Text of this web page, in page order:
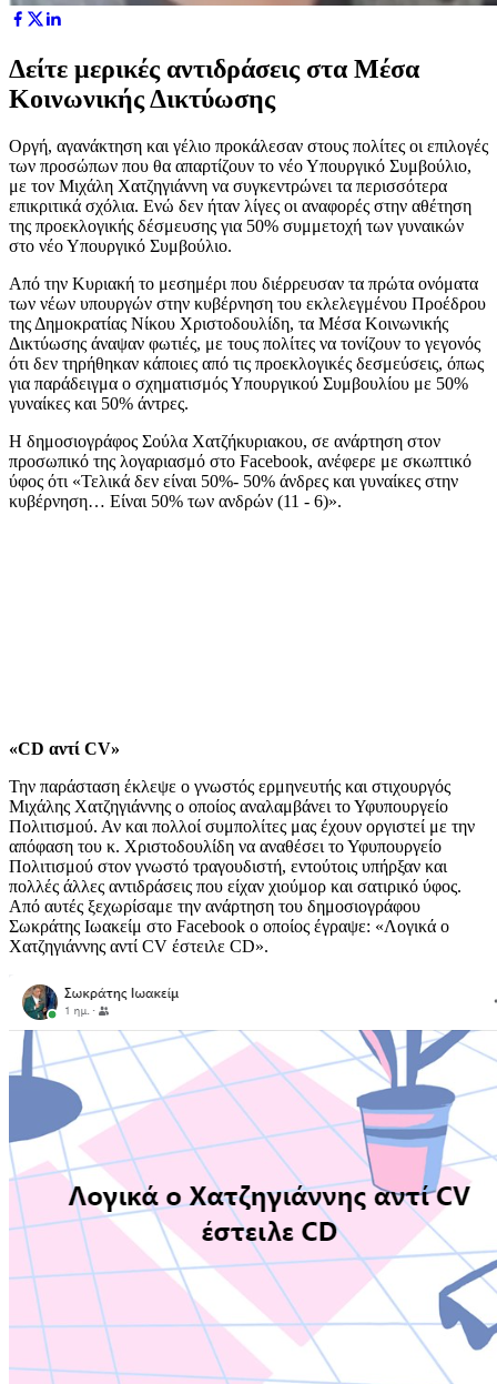
Δείτε μερικές αντιδράσεις στα Μέσα
Κοινωνικής Δικτύωσης
Οργή, αγανάκτηση και γέλιο προκάλεσαν στους πολίτες οι επιλογές
των προσώπων που θα απαρτίζουν το νέο Υπουργικό Συμβούλιο,
με τον Μιχάλη Χατζηγιάννη να συγκεντρώνει τα περισσότερα
επικριτικά σχόλια. Ενώ δεν ήταν λίγες οι αναφορές στην αθέτηση
της προεκλογικής δέσμευσης για 50% συμμετοχή των γυναικών
στο νέο Υπουργικό Συμβούλιο.
Από την Κυριακή το μεσημέρι που διέρρευσαν τα πρώτα ονόματα
των νέων υπουργών στην κυβέρνηση του εκλελεγμένου Προέδρου
της Δημοκρατίας Νίκου Χριστοδουλίδη, τα Μέσα Κοινωνικής
Δικτύωσης άναψαν φωτιές, με τους πολίτες να τονίζουν το γεγονός
ότι δεν τηρήθηκαν κάποιες από τις προεκλογικές δεσμεύσεις, όπως
για παράδειγμα ο σχηματισμός Υπουργικού Συμβουλίου με 50%
γυναίκες και 50% άντρες.
Η δημοσιογράφος Σούλα Χατζήκυριακου, σε ανάρτηση στον
προσωπικό της λογαριασμό στο Facebook, ανέφερε με σκωπτικό
ύφος ότι «Τελικά δεν είναι 50%- 50% άνδρες και γυναίκες στην
κυβέρνηση… Είναι 50% των ανδρών (11 - 6)».
«CD αντί CV»
Την παράσταση έκλεψε ο γνωστός ερμηνευτής και στιχουργός
Μιχάλης Χατζηγιάννης ο οποίος αναλαμβάνει το Υφυπουργείο
Πολιτισμού. Αν και πολλοί συμπολίτες μας έχουν οργιστεί με την
απόφαση του κ. Χριστοδουλίδη να αναθέσει το Υφυπουργείο
Πολιτισμού στον γνωστό τραγουδιστή, εντούτοις υπήρξαν και
πολλές άλλες αντιδράσεις που είχαν χιούμορ και σατιρικό ύφος.
Από αυτές ξεχωρίσαμε την ανάρτηση του δημοσιογράφου
Σωκράτης Ιωακείμ στο Facebook ο οποίος έγραψε: «Λογικά ο
Χατζηγιάννης αντί CV έστειλε CD».